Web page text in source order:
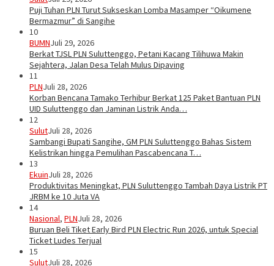
Puji Tuhan PLN Turut Sukseskan Lomba Masamper “Oikumene
Bermazmur” di Sangihe
10
BUMNJuli 29, 2026
Berkat TJSL PLN Suluttenggo, Petani Kacang Tilihuwa Makin
Sejahtera, Jalan Desa Telah Mulus Dipaving
11
PLNJuli 28, 2026
Korban Bencana Tamako Terhibur Berkat 125 Paket Bantuan PLN
UID Suluttenggo dan Jaminan Listrik Anda…
12
SulutJuli 28, 2026
Sambangi Bupati Sangihe, GM PLN Suluttenggo Bahas Sistem
Kelistrikan hingga Pemulihan Pascabencana T…
13
EkuinJuli 28, 2026
Produktivitas Meningkat, PLN Suluttenggo Tambah Daya Listrik PT
JRBM ke 10 Juta VA
14
Nasional, PLNJuli 28, 2026
Buruan Beli Tiket Early Bird PLN Electric Run 2026, untuk Special
Ticket Ludes Terjual
15
SulutJuli 28, 2026